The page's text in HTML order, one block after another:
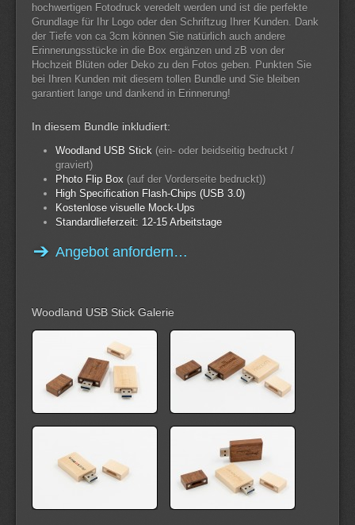
hochwertigen Fotodruck veredelt werden und ist die perfekte
Grundlage für Ihr Logo oder den Schriftzug Ihrer Kunden. Dank
der Tiefe von ca 3cm können Sie natürlich auch andere
Erinnerungsstücke in die Box ergänzen und zB von der
Hochzeit Blüten oder Deko zu den Fotos geben. Punkten Sie
bei Ihren Kunden mit diesem tollen Bundle und Sie bleiben
garantiert lange und dankend in Erinnerung!
In diesem Bundle inkludiert:
Woodland USB Stick (ein- oder beidseitig bedruckt /
graviert)
Photo Flip Box (auf der Vorderseite bedruckt))
High Specification Flash-Chips (USB 3.0)
Kostenlose visuelle Mock-Ups
Standardlieferzeit: 12-15 Arbeitstage
Angebot anfordern…
Woodland USB Stick Galerie